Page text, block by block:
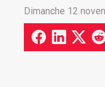
Dimanche 12